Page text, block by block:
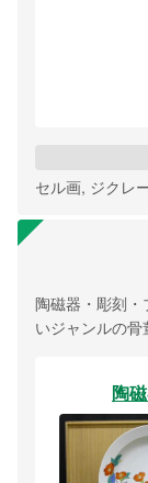
セル画, ジクレ
陶磁器・彫刻
いジャンルの骨
陶